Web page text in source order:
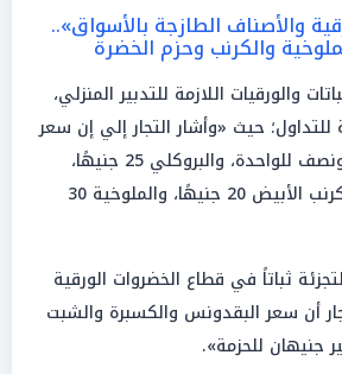
والأصناف الطازجة بالأسواق»..
والكرنب وحزم الخضرة
والورقيات اللازمة للتدبير المنزلي،
حيث «وأشار التجار إلي إن سعر
الكابوتشا 10 جنيهات ونصف للواحدة، والبروكلي 25 جنيهًا،
والكرنب الأحمر 30، والكرنب الأبيض 20 جنيهًا، والملوخية 30
ثباتاً في قطاع الخضروات الورقية
أن سعر البقدونس والكسبرة والشبت
جنيهان للحزمة».